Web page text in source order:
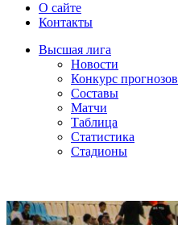
О сайте
Контакты
Высшая лига
Новости
Конкурс прогнозов
Составы
Матчи
Таблица
Статистика
Стадионы